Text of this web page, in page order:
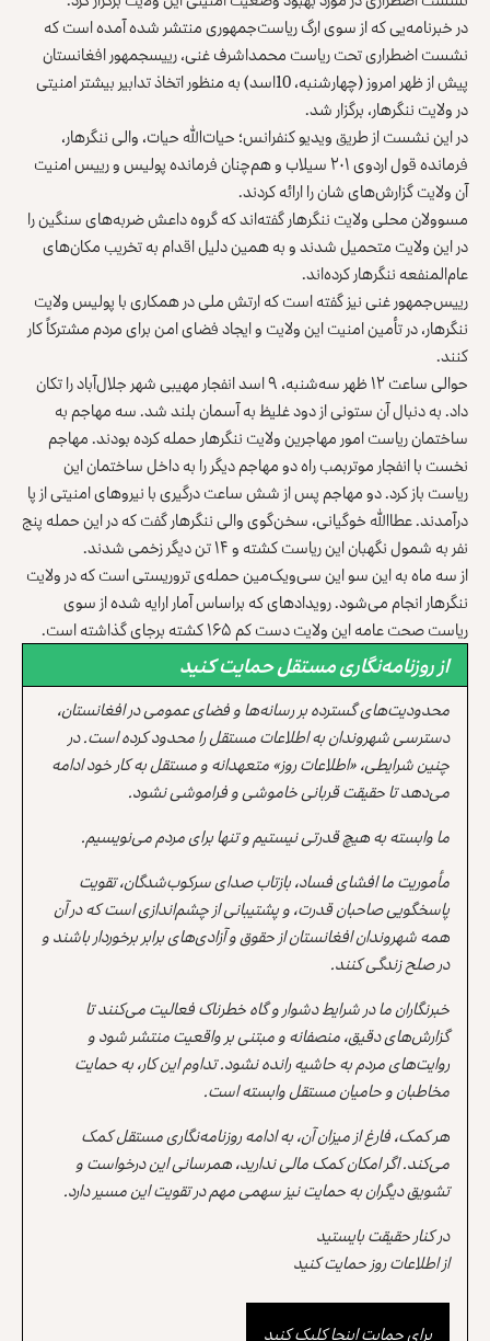
در خبرنامه‌یی که از سوی ارگ ریاست‌جمهوری منتشر شده آمده است که
نشست اضطراری تحت ریاست محمداشرف غنی، رییسجمهور افغانستان
پیش از ظهر امروز (چهارشنبه، 10اسد) به منظور اتخاذ تدابیر بیشتر امنیتی
در ولایت ننگرهار، برگزار شد.
در این نشست از طریق ویدیو کنفرانس؛ حیات‌الله حیات، والی ننگرهار،
فرمانده قول اردوی ۲۰۱ سیلاب و هم‌چنان فرمانده پولیس و رییس امنیت
آن ولایت گزارش‌‎های شان را ارائه کردند.
مسوولان محلی ولایت ننگرهار گفته‌اند که گروه داعش ضربه‌های سنگین را
در این ولایت متحمیل شدند و به همین دلیل اقدام به تخریب مکان‌های
عام‌المنفعه ننگرهار کرده‌اند.
رییس‌جمهور غنی نیز گفته است که ارتش ملی در همکاری با پولیس ولایت
ننگرهار، در تأمین امنیت این ولایت و ایجاد فضای امن برای مردم مشترکاً کار
کنند.
حوالی ساعت ۱۲ ظهر سه‌شنبه، ۹ اسد انفجار مهیبی شهر جلال‌آباد را تکان
داد. به دنبال آن ستونی از دود غلیظ به آسمان بلند شد. سه مهاجم به
ساختمان ریاست امور مهاجرین ولایت ننگرهار حمله کرده بودند. مهاجم
نخست با انفجار موتربمب راه دو مهاجم دیگر را به داخل ساختمان این
ریاست باز کرد. دو مهاجم پس از شش ساعت درگیری با نیروهای امنیتی از پا
درآمدند. عطاالله خوگیانی، سخن‌گوی والی ننگرهار گفت که در این حمله پنج
نفر به شمول نگهبان این ریاست کشته و ۱۴ تن دیگر زخمی شدند.
از سه ماه به این سو این سی‌ویک‌مین حمله‌ی تروریستی است که در ولایت
ننگرهار انجام می‌شود. رویدادهای که براساس آمار ارایه شده از سوی
ریاست صحت عامه این ولایت دست کم ۱۶۵ کشته برجای گذاشته است.
از روزنامه‌نگاری مستقل حمایت کنید
محدودیت‌های گسترده بر رسانه‌ها و فضای عمومی در افغانستان،
دسترسی شهروندان به اطلاعات مستقل را محدود کرده است. در
چنین شرایطی، «اطلاعات روز» متعهدانه و مستقل به کار خود ادامه
می‌دهد تا حقیقت قربانی خاموشی و فراموشی نشود.
ما وابسته به هیچ قدرتی نیستیم و تنها برای مردم می‌نویسیم.
مأموریت ما افشای فساد، بازتاب صدای سرکوب‌شدگان، تقویت
پاسخگویی صاحبان قدرت، و پشتیبانی از چشم‌اندازی است که در آن
همه شهروندان افغانستان از حقوق و آزادی‌های برابر برخوردار باشند و
در صلح زندگی کنند.
خبرنگاران ما در شرایط دشوار و گاه خطرناک فعالیت می‌کنند تا
گزارش‌های دقیق، منصفانه و مبتنی بر واقعیت منتشر شود و
روایت‌های مردم به حاشیه رانده نشود. تداوم این کار، به حمایت
مخاطبان و حامیان مستقل وابسته است.
هر کمک، فارغ از میزان آن، به ادامه روزنامه‌نگاری مستقل کمک
می‌کند. اگر امکان کمک مالی ندارید، همرسانی این درخواست و
تشویق دیگران به حمایت نیز سهمی مهم در تقویت این مسیر دارد.
در کنار حقیقت بایستید
از اطلاعات روز حمایت کنید
برای حمایت اینجا کلیک کنید